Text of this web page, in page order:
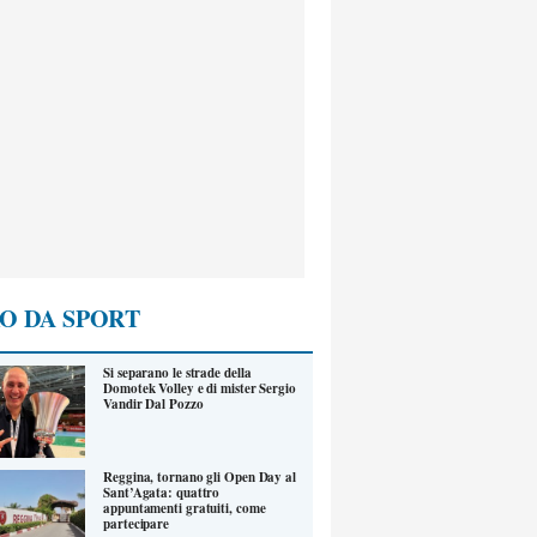
DA SPORT
Si separano le strade della
Domotek Volley e di mister Sergio
Vandir Dal Pozzo
Reggina, tornano gli Open Day al
Sant’Agata: quattro
appuntamenti gratuiti, come
partecipare